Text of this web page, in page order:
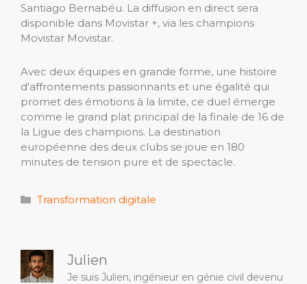
Santiago Bernabéu. La diffusion en direct sera
disponible dans Movistar +, via les champions
Movistar Movistar.
Avec deux équipes en grande forme, une histoire
d'affrontements passionnants et une égalité qui
promet des émotions à la limite, ce duel émerge
comme le grand plat principal de la finale de 16 de
la Ligue des champions. La destination
européenne des deux clubs se joue en 180
minutes de tension pure et de spectacle.
Catégories
Transformation digitale
Julien
Je suis Julien, ingénieur en génie civil devenu